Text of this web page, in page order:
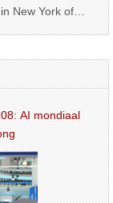
New York of